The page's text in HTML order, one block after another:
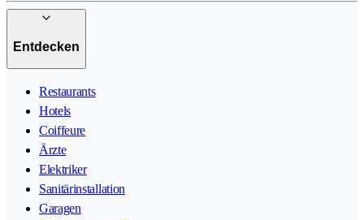
Entdecken
Restaurants
Hotels
Coiffeure
Ärzte
Elektriker
Sanitärinstallation
Garagen